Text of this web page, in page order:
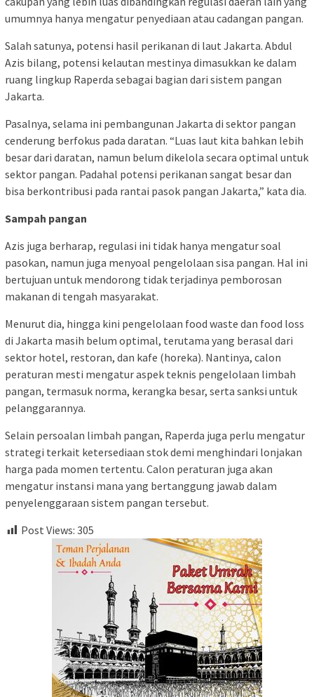
umumnya hanya mengatur penyediaan atau cadangan pangan.
Salah satunya, potensi hasil perikanan di laut Jakarta. Abdul
Azis bilang, potensi kelautan mestinya dimasukkan ke dalam
ruang lingkup Raperda sebagai bagian dari sistem pangan
Jakarta.
Pasalnya, selama ini pembangunan Jakarta di sektor pangan
cenderung berfokus pada daratan. “Luas laut kita bahkan lebih
besar dari daratan, namun belum dikelola secara optimal untuk
sektor pangan. Padahal potensi perikanan sangat besar dan
bisa berkontribusi pada rantai pasok pangan Jakarta,” kata dia.
Sampah pangan
Azis juga berharap, regulasi ini tidak hanya mengatur soal
pasokan, namun juga menyoal pengelolaan sisa pangan. Hal ini
bertujuan untuk mendorong tidak terjadinya pemborosan
makanan di tengah masyarakat.
Menurut dia, hingga kini pengelolaan food waste dan food loss
di Jakarta masih belum optimal, terutama yang berasal dari
sektor hotel, restoran, dan kafe (horeka). Nantinya, calon
peraturan mesti mengatur aspek teknis pengelolaan limbah
pangan, termasuk norma, kerangka besar, serta sanksi untuk
pelanggarannya.
Selain persoalan limbah pangan, Raperda juga perlu mengatur
strategi terkait ketersediaan stok demi menghindari lonjakan
harga pada momen tertentu. Calon peraturan juga akan
mengatur instansi mana yang bertanggung jawab dalam
penyelenggaraan sistem pangan tersebut.
Post Views: 305